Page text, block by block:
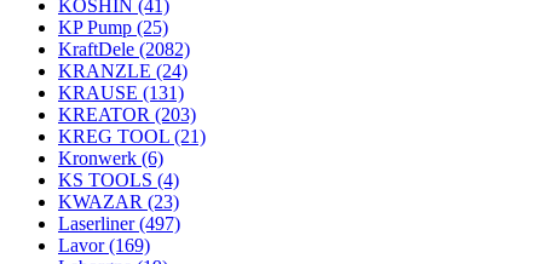
KOSHIN (41)
KP Pump (25)
KraftDele (2082)
KRANZLE (24)
KRAUSE (131)
KREATOR (203)
KREG TOOL (21)
Kronwerk (6)
KS TOOLS (4)
KWAZAR (23)
Laserliner(497)
Lavor(169)